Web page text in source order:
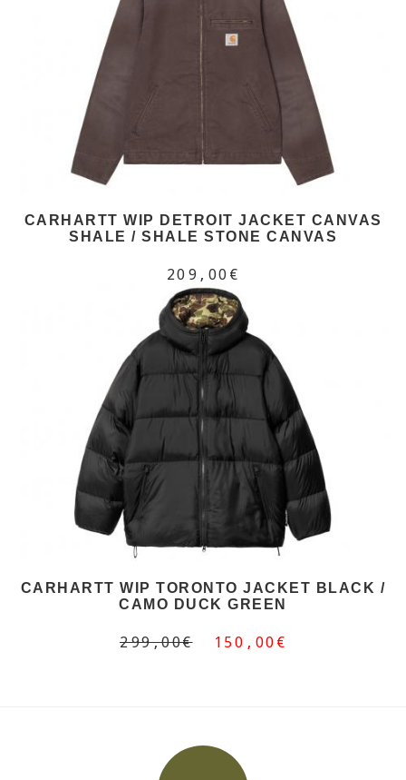
CARHARTT WIP DETROIT JACKET CANVAS
SHALE / SHALE STONE CANVAS
209,00€
CARHARTT WIP TORONTO JACKET BLACK /
CAMO DUCK GREEN
299,00€ 150,00€